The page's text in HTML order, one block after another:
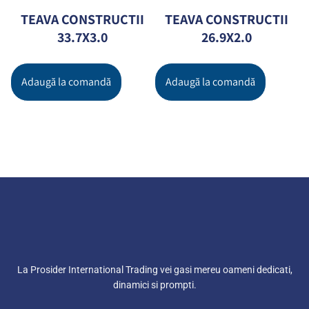
TEAVA CONSTRUCTII
33.7X3.0
Adaugă la comandă
TEAVA CONSTRUCTII
26.9X2.0
Adaugă la comandă
La Prosider International Trading vei gasi mereu oameni dedicati,
dinamici si prompti.